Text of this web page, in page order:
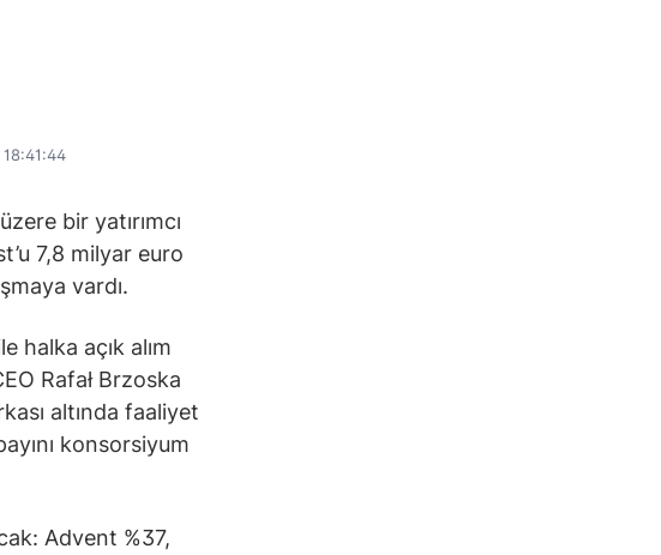
18:41:44
bir yatırımcı
7,8 milyar euro
vardı.
halka açık alım
Rafał Brzoska
altında faaliyet
konsorsiyum
Advent %37,